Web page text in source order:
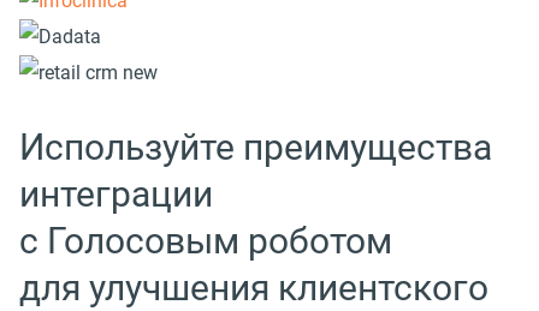
Используйте преимущества
интеграции
с Голосовым роботом
для улучшения клиентского